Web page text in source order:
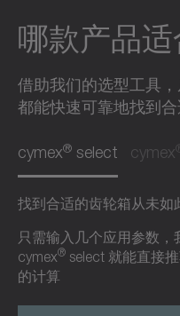
哪款产品适
借助我们的选型工具
都能快速可靠地找到
cymex® select cymex
找到合适的齿轮箱从未如
只需输入几个应用参数
cymex® select 就能直接
的计算